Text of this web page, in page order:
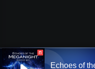
П
Echoes of